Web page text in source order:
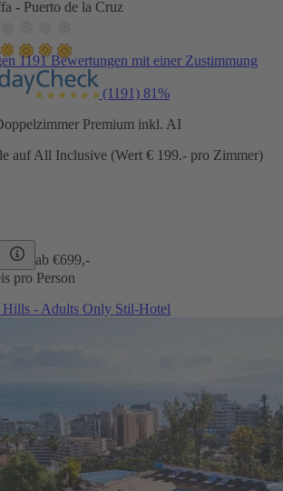
- Puerto de la Cruz
1191 Bewertungen mit einer Zustimmung
(1191) 81%
Premium inkl. AI
auf All Inclusive (Wert € 199.- pro Zimmer)
ab €699,-
pro Person
- Adults Only Stil-Hotel